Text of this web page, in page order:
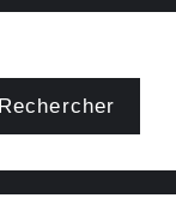
Rechercher